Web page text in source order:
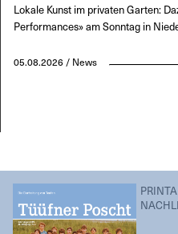
Lokale Kunst im privaten Garten:
Performances» am Sonntag in
05.08.2026 / News